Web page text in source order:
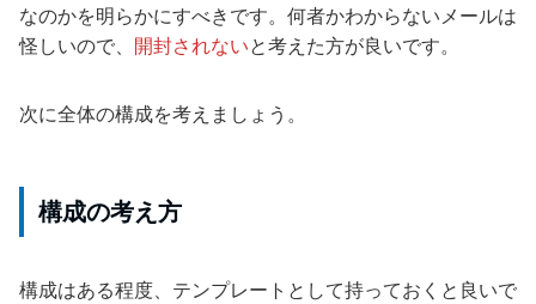
なのかを明らかにすべきです。何者かわからないメールは
怪しいので、 開封されないと考えた方が良いです。
次に全体の構成を考えましょう。
構成の考え方
構成はある程度、テンプレートとして持っておくと良いで